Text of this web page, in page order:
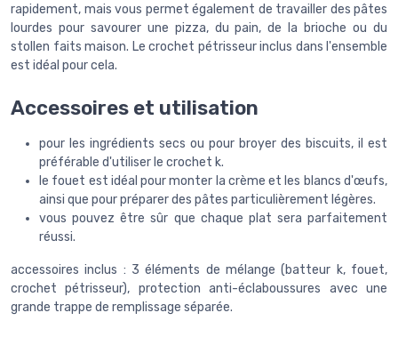
rapidement, mais vous permet également de travailler des pâtes
lourdes pour savourer une pizza, du pain, de la brioche ou du
stollen faits maison. Le crochet pétrisseur inclus dans l'ensemble
est idéal pour cela.
Accessoires et utilisation
pour les ingrédients secs ou pour broyer des biscuits, il est
préférable d'utiliser le crochet k.
le fouet est idéal pour monter la crème et les blancs d'œufs,
ainsi que pour préparer des pâtes particulièrement légères.
vous pouvez être sûr que chaque plat sera parfaitement
réussi.
accessoires inclus : 3 éléments de mélange (batteur k, fouet,
crochet pétrisseur), protection anti-éclaboussures avec une
grande trappe de remplissage séparée.